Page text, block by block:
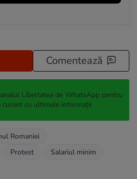
Comentează
Libertatea de WhatsApp pentru
curent cu ultimele informații
Romaniei
Protest Salariul minim